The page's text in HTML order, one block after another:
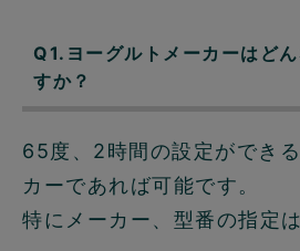
Q1.ヨーグルトメーカーはど
すか？
65度、2時間の設定ができ
カーであれば可能です。
特にメーカー、型番の指定